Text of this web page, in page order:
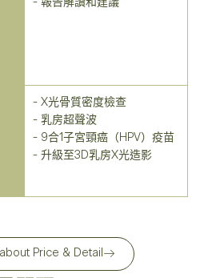
- 報告解讀和建議
- X光骨質密度檢查
- 乳房超聲波
- 9合1子宮頸癌（HPV）疫苗
- 升級至3D乳房X光造影
Price & Detail